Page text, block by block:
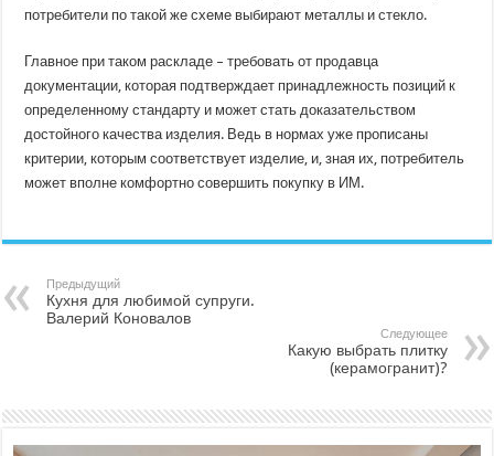
потребители по такой же схеме выбирают металлы и стекло.
Главное при таком раскладе – требовать от продавца
документации, которая подтверждает принадлежность позиций к
определенному стандарту и может стать доказательством
достойного качества изделия. Ведь в нормах уже прописаны
критерии, которым соответствует изделие, и, зная их, потребитель
может вполне комфортно совершить покупку в ИМ.
Предыдущий
Кухня для любимой супруги.
Валерий Коновалов
Следующее
Какую выбрать плитку
(керамогранит)?